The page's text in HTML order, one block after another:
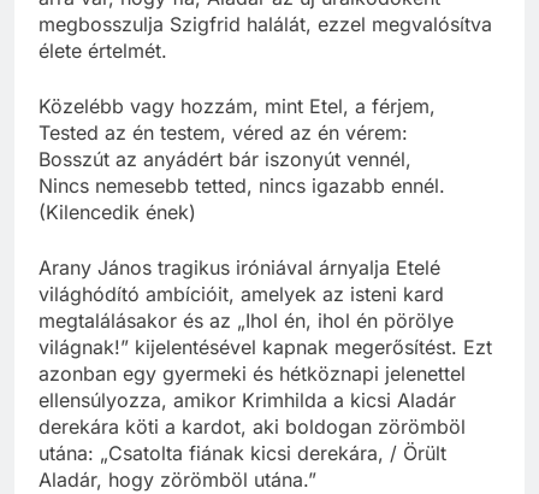
megbosszulja Szigfrid halálát, ezzel megvalósítva
élete értelmét.
Közelébb vagy hozzám, mint Etel, a férjem,
Tested az én testem, véred az én vérem:
Bosszút az anyádért bár iszonyút vennél,
Nincs nemesebb tetted, nincs igazabb ennél.
(Kilencedik ének)
Arany János tragikus iróniával árnyalja Etelé
világhódító ambícióit, amelyek az isteni kard
megtalálásakor és az „Ihol én, ihol én pörölye
világnak!” kijelentésével kapnak megerősítést. Ezt
azonban egy gyermeki és hétköznapi jelenettel
ellensúlyozza, amikor Krimhilda a kicsi Aladár
derekára köti a kardot, aki boldogan zörömböl
utána: „Csatolta fiának kicsi derekára, / Örült
Aladár, hogy zörömböl utána.”